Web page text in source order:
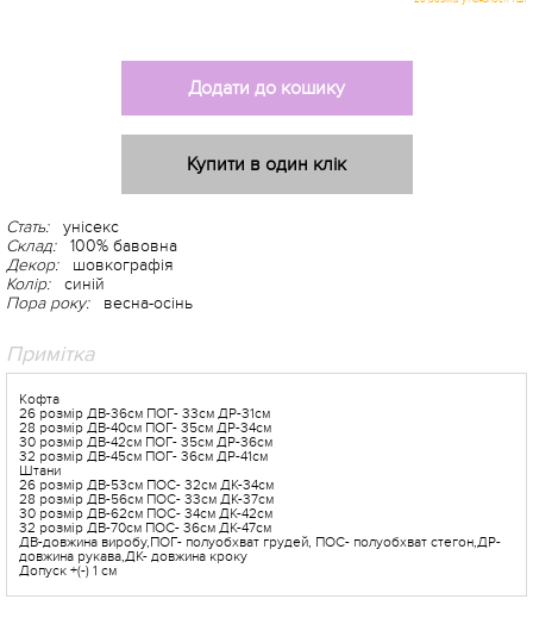
Додати до кошику
Купити в один клік
Стать: унісекс
Склад: 100% бавовна
Декор: шовкографія
Колір: синій
Пора року: весна-осінь
Примітка
Кофта
26 розмір ДВ-36см ПОГ- 33см ДР-31см
28 розмір ДВ-40см ПОГ- 35см ДР-34см
30 розмір ДВ-42см ПОГ- 35см ДР-36см
32 розмір ДВ-45см ПОГ- 36см ДР-41см
Штани
26 розмір ДВ-53см ПОС- 32см ДК-34см
28 розмір ДВ-56см ПОС- 33см ДК-37см
30 розмір ДВ-62см ПОС- 34см ДК-42см
32 розмір ДВ-70см ПОС- 36см ДК-47см
ДВ-довжина виробу,ПОГ- полуобхват грудей, ПОС- полуобхват стегон,ДР-
довжина рукава,ДК- довжина кроку
Допуск +(-) 1 см